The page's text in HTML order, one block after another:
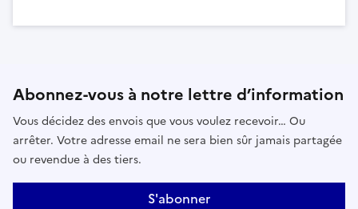
Abonnez-vous à notre lettre d’information
Vous décidez des envois que vous voulez recevoir… Ou
arrêter. Votre adresse email ne sera bien sûr jamais partagée
ou revendue à des tiers.
S'abonner